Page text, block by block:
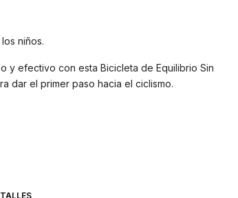
niños.
y efectivo con esta Bicicleta de Equilibrio Sin
dar el primer paso hacia el ciclismo.